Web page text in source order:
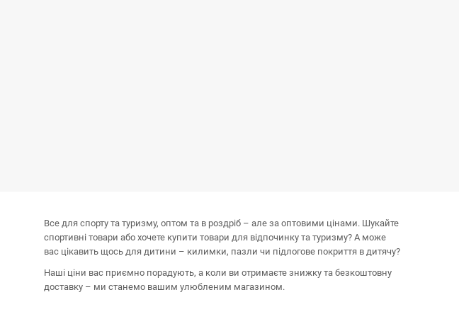
Все для спорту та туризму, оптом та в роздріб – але за оптовими цінами. Шукайте
спортивні товари або хочете купити товари для відпочинку та туризму? А може
вас цікавить щось для дитини – килимки, пазли чи підлогове покриття в дитячу?
Наші ціни вас приємно порадують, а коли ви отримаєте знижку та безкоштовну
доставку – ми станемо вашим улюбленим магазином.